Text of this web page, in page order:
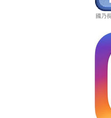
國乃